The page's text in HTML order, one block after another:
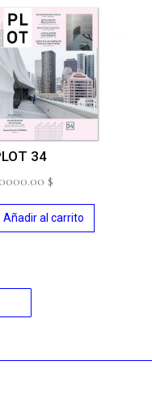
34
$
Añadir al carrito